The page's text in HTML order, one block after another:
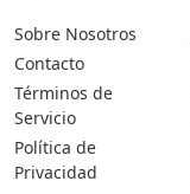
Sobre Nosotros
Contacto
Términos de
Servicio
Política de
Privacidad